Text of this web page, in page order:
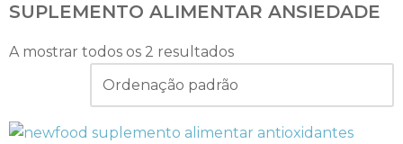
SUPLEMENTO ALIMENTAR ANSIEDADE
A mostrar todos os 2 resultados